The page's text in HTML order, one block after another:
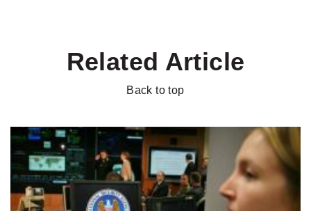
Related Article
Back to top